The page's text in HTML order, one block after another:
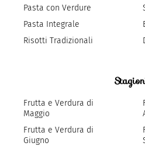
Pasta con Verdure
Pasta Integrale
Risotti Tradizionali
Frutta e Verdura di
Maggio
Frutta e Verdura di
Giugno